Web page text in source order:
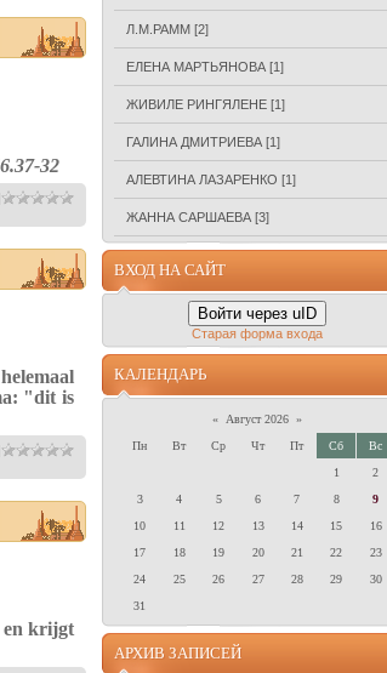
32
"dit is
en krijgt
Л.М.РАММ [2]
ЕЛЕНА МАРТЬЯНОВА [1]
ЖИВИЛЕ РИНГЯЛЕНЕ [1]
ГАЛИНА ДМИТРИЕВА [1]
АЛЕВТИНА ЛАЗАРЕНКО [1]
ЖАННА САРШАЕВА [3]
ВХОД НА САЙТ
Войти через uID
Старая форма входа
КАЛЕНДАРЬ
« Август 2026 »
Пн
Вт Ср Чт Пт Сб
Вс
1
2
3
4 5 6 7 8
9
10
11 12 13 14 15
16
17
18 19 20 21 22
23
24
25 26 27 28 29
30
31
АРХИВ ЗАПИСЕЙ